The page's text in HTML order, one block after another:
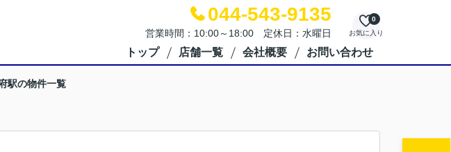
044-543-9135
営業時間：10:00～18:00 定休日：水曜日 お気に入り
0
トップ 店舗一覧 会社概要 お問い合わせ
駅の物件一覧